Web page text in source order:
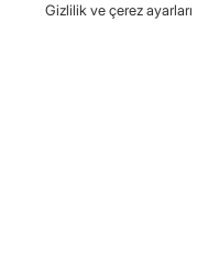
Gizlilik ve çerez ayarları